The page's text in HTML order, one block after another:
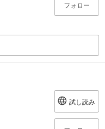
フォロー
試し読み